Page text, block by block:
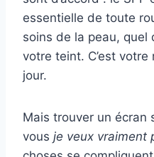
essentielle de toute
soins de la peau, quel
votre teint. C’est
jour.
Mais trouver un écran
vous je veux vraiment